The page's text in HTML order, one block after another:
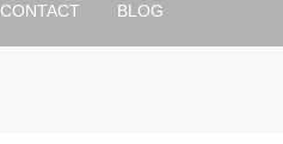
CONTACT BLOG